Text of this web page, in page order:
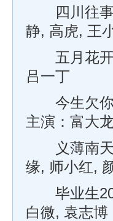
四川往事
静, 高虎, 王
五月花开
吕一丁
今生欠你
主演：富大
义薄南天
缘, 师小红,
毕业生
白微, 袁志博